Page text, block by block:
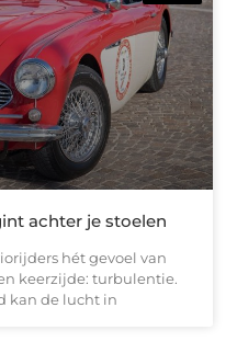
achter je stoelen
hét gevoel van
keerzijde: turbulentie.
kan de lucht in